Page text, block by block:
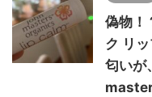
偽物！
ク リ
匂いが